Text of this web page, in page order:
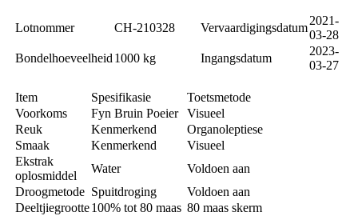
Lotnommer CH-210328 Vervaardigingsdatum
2021-
03-28
Bondelhoeveelheid 1000 kg Ingangsdatum
2023-
03-27
Item Spesifikasie
Toetsmetode
Voorkoms
Fyn Bruin Poeier
Visueel
Reuk
Kenmerkend
Organoleptiese
Smaak
Kenmerkend
Visueel
Ekstrak
oplosmiddel
Water
Voldoen aan
Droogmetode Spuitdroging
Voldoen aan
Deeltjiegrootte100% tot 80 maas 80 maas skerm